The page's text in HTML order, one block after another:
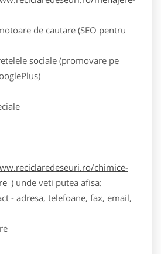
de cautare (SEO pentru
sociale (promovare pe
chimice-
) unde veti putea afisa:
- adresa, telefoane, fax, email,